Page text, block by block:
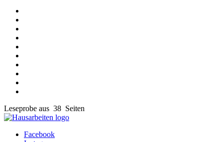
Leseprobe aus 38 Seiten
Facebook